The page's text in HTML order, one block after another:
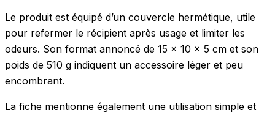
Le produit est équipé d’un couvercle hermétique, utile
pour refermer le récipient après usage et limiter les
odeurs. Son format annoncé de 15 x 10 x 5 cm et son
poids de 510 g indiquent un accessoire léger et peu
encombrant.
La fiche mentionne également une utilisation simple et